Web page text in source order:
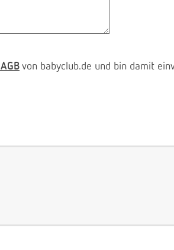
AGB von babyclub.de und bin damit